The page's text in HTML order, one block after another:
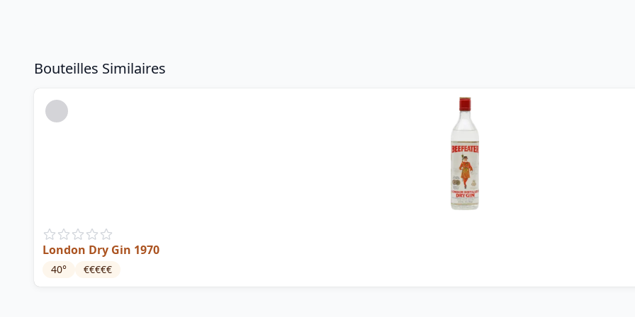
Bouteilles Similaires
London Dry Gin 1970
40° €€€€€